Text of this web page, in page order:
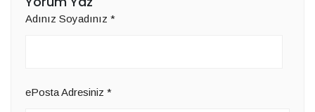
Adınız Soyadınız *
ePosta Adresiniz *